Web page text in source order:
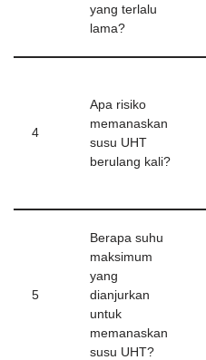
yang terlalu
lama?
4
Apa risiko
memanaskan
susu UHT
berulang kali?
5
Berapa suhu
maksimum
yang
dianjurkan
untuk
memanaskan
susu UHT?